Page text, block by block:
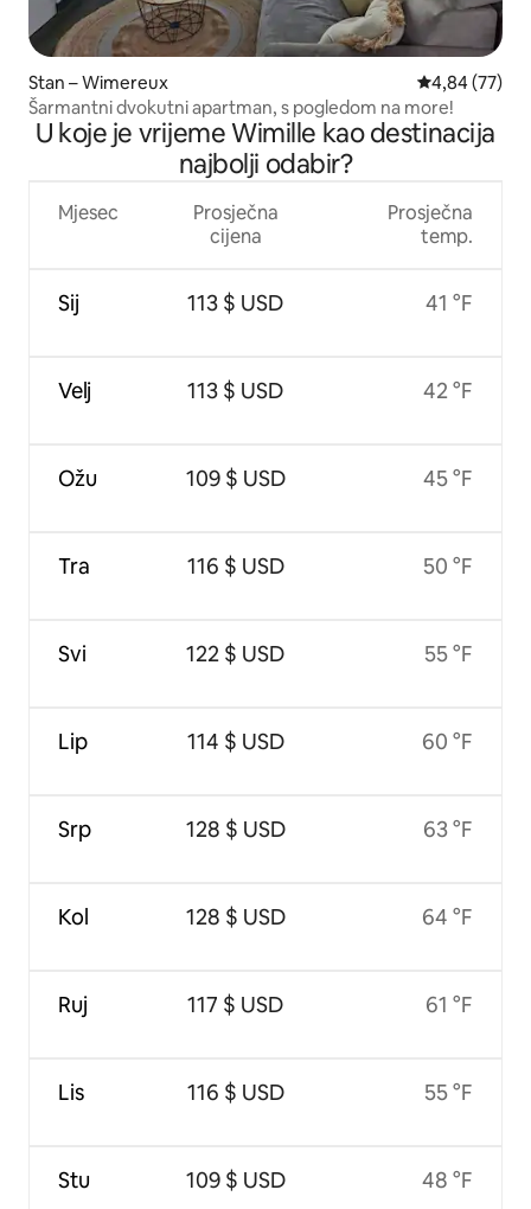
Stan – Wimereux Prosječna
4,84 (77)
Šarmantni dvokutni apartman, s pogledom na more!
U koje je vrijeme Wimille kao destinacija
najbolji odabir?
Mjesec
Sij
Velj
Ožu
Tra
Svi
Lip
Srp
Kol
Ruj
Lis
Stu
Prosječna
cijena
113 $ USD
113 $ USD
109 $ USD
116 $ USD
122 $ USD
114 $ USD
128 $ USD
128 $ USD
117 $ USD
116 $ USD
109 $ USD
Prosječna
temp.
41 °F
42 °F
45 °F
50 °F
55 °F
60 °F
63 °F
64 °F
61 °F
55 °F
48 °F